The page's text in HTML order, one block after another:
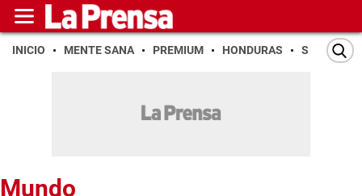
INICIO MENTE SANA PREMIUM HONDURAS SAN PEDRO
Mundo